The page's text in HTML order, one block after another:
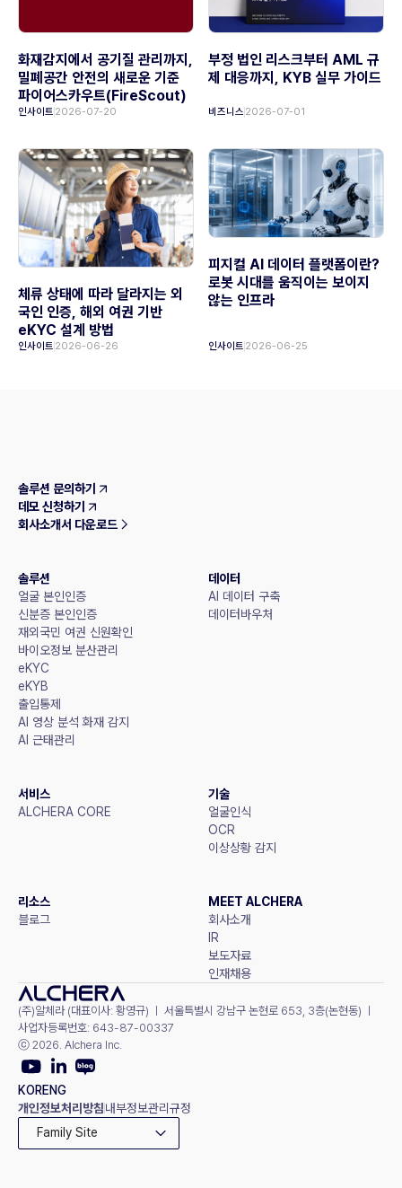
화재감지에서 공기질 관리까지,
밀폐공간 안전의 새로운 기준
파이어스카우트(FireScout)
인사이트 2026-07-20
부정 법인 리스크부터 AML 규
제 대응까지, KYB 실무 가이드
비즈니스 2026-07-01
체류 상태에 따라 달라지는 외
국인 인증, 해외 여권 기반
eKYC 설계 방법
인사이트 2026-06-26
피지컬 AI 데이터 플랫폼이란?
로봇 시대를 움직이는 보이지
않는 인프라
인사이트 2026-06-25
솔루션 문의하기
데모 신청하기
회사소개서 다운로드
솔루션
얼굴 본인인증
신분증 본인인증
재외국민 여권 신원확인
바이오정보 분산관리
eKYC
eKYB
출입통제
AI 영상 분석 화재 감지
AI 근태관리
데이터
AI 데이터 구축
데이터바우처
서비스
ALCHERA CORE
기술
얼굴인식
OCR
이상상황 감지
리소스
블로그
MEET ALCHERA
회사소개
IR
보도자료
인재채용
(주)알체라 (대표이사: 황영규) ㅣ 서울특별시 강남구 논현로 653, 3층(논현동) ㅣ
사업자등록번호: 643-87-00337
ⓒ 2026. Alchera Inc.
KORENG
개인정보처리방침내부정보관리규정
Family Site